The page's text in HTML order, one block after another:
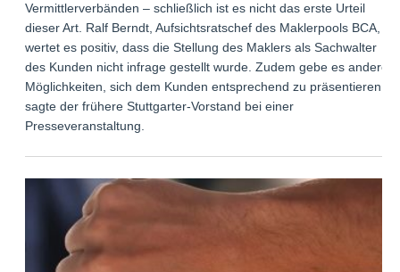
Vermittlerverbänden – schließlich ist es nicht das erste Urteil
dieser Art. Ralf Berndt, Aufsichtsratschef des Maklerpools BCA,
wertet es positiv, dass die Stellung des Maklers als Sachwalter
des Kunden nicht infrage gestellt wurde. Zudem gebe es andere
Möglichkeiten, sich dem Kunden entsprechend zu präsentieren,
sagte der frühere Stuttgarter-Vorstand bei einer
Presseveranstaltung.